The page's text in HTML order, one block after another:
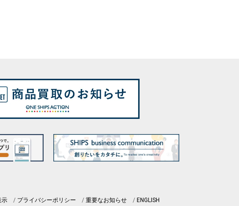
示 プライバシーポリシー 重要なお知らせ ENGLISH